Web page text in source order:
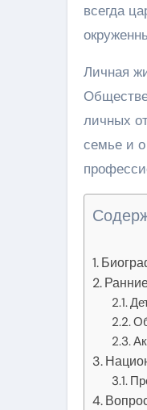
всегда
Личная
личных
семье и о